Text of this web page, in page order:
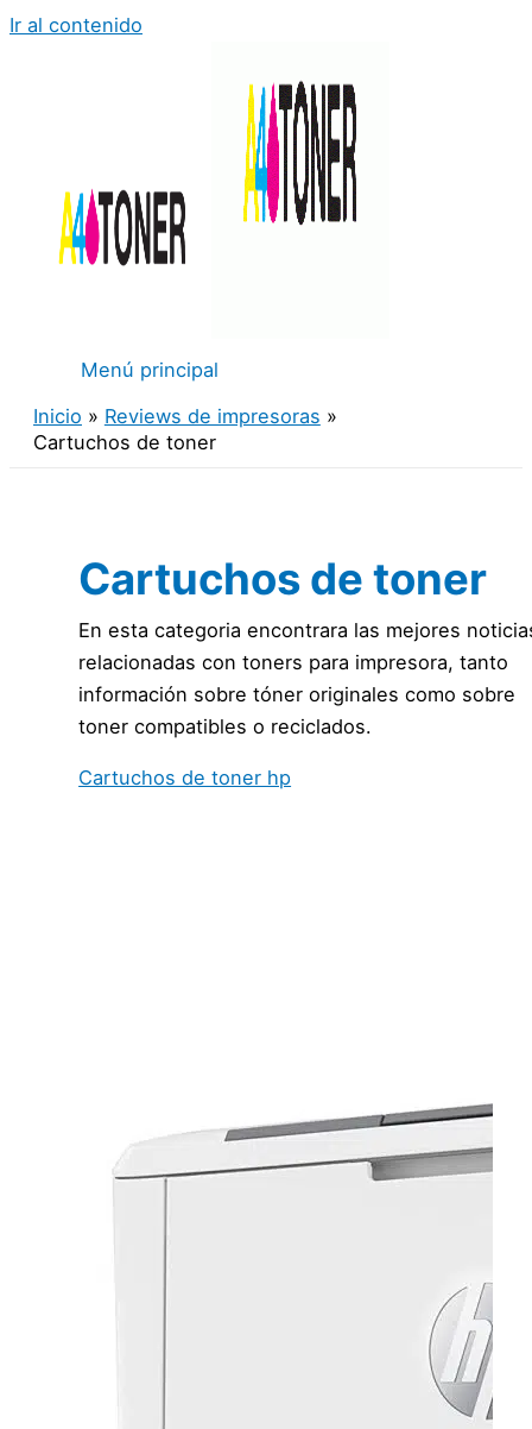
Ir al contenido
Menú principal
Inicio
Reviews de impresoras
Cartuchos de toner
Cartuchos de toner
En esta categoria encontrara las mejores
relacionadas con toners para impresora, tanto
información sobre tóner originales como sobre
toner compatibles o reciclados.
Cartuchos de toner hp